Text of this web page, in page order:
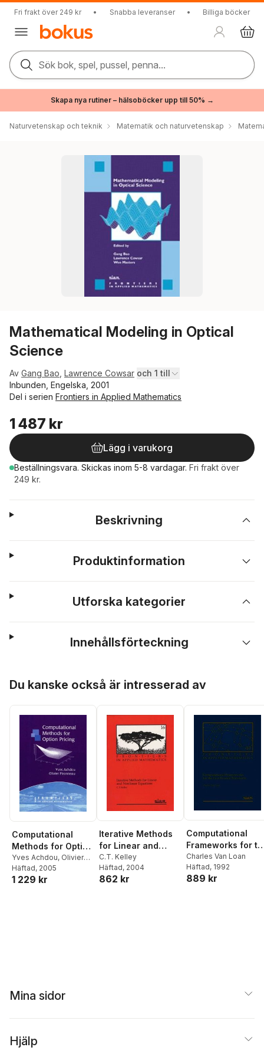
Fri frakt över 249 kr • Snabba leveranser • Billiga böcker
Sök bok, spel, pussel, penna...
Skapa nya rutiner – hälsoböcker upp till 50% →
Naturvetenskap och teknik Matematik och naturvetenskap
Mathematical Modeling in Optical
Science
Av Gang Bao Lawrence Cowsar och 1 till
Inbunden, Engelska, 2001
Del i serien Frontiers in Applied Mathematics
1 487 kr
Lägg i varukorg
Beställningsvara. Skickas inom 5-8 vardagar. Fri frakt över
249 kr.
Beskrivning
Produktinformation
Utforska kategorier
Innehållsförteckning
Du kanske också är intresserad av
Computational
Methods for Option
Pricing
Yves Achdou, Olivier
Pironneau
Häftad, 2005
1 229 kr
Iterative Methods
for Linear and
Nonlinear
Equations
C.T. Kelley
Häftad, 2004
862 kr
Computational
Frameworks for
Fast Fourier
Transform
Charles Van Loan
Häftad, 1992
889 kr
Mina sidor
Hjälp